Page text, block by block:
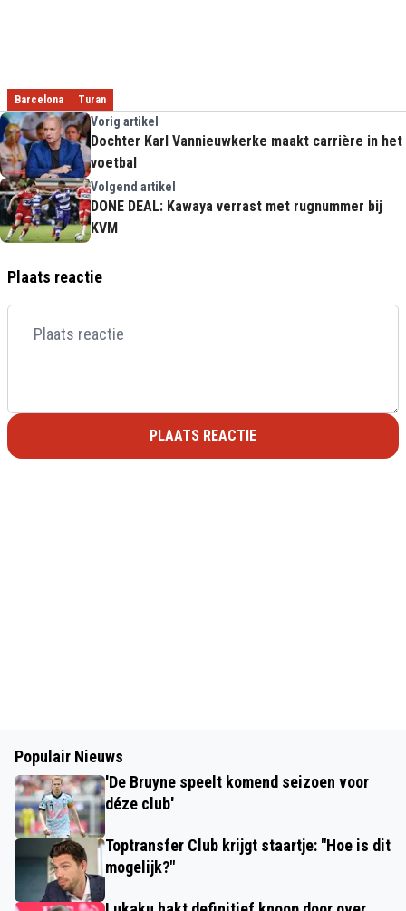
Barcelona Turan
Vorig artikel
Dochter Karl Vannieuwkerke maakt carrière in het
voetbal
Volgend artikel
DONE DEAL: Kawaya verrast met rugnummer bij
KVM
Plaats reactie
PLAATS REACTIE
Populair Nieuws
'De Bruyne speelt komend seizoen voor
déze club'
Toptransfer Club krijgt staartje: "Hoe is dit
mogelijk?"